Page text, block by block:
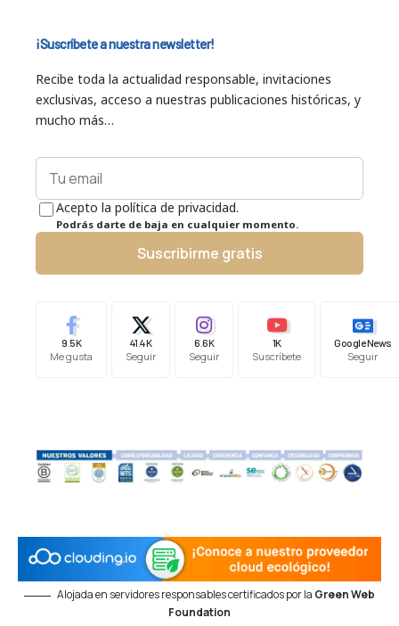
¡Suscríbete a nuestra newsletter!
Recibe toda la actualidad responsable, invitaciones
exclusivas, acceso a nuestras publicaciones históricas, y
mucho más…
Acepto la política de privacidad.
Podrás darte de baja en cualquier momento.
Suscribirme gratis
9.5K
Me gusta
41.4K
Seguir
6.6K
Seguir
1K
Suscríbete
Google News
Seguir
Alojada en servidores responsables certificados por la Green Web
Foundation